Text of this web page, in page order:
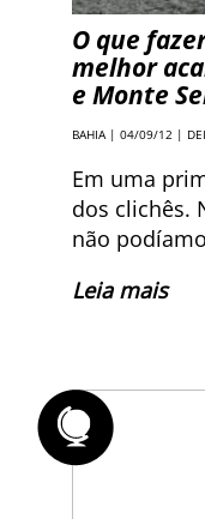
O que
melhor
e Monte
BAHIA| 04/09/12 |
Em uma
dos clichês.
não
Leia mais